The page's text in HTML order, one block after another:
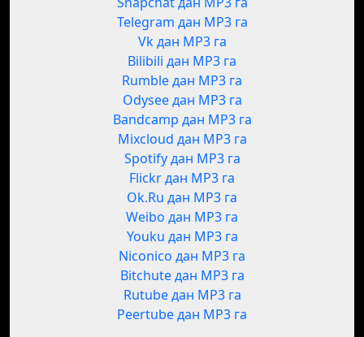
Telegram дан MP3 га
Vk дан MP3 га
Bilibili дан MP3 га
Rumble дан MP3 га
Odysee дан MP3 га
Bandcamp дан MP3 га
Mixcloud дан MP3 га
Spotify дан MP3 га
Flickr дан MP3 га
Ok.Ru дан MP3 га
Weibo дан MP3 га
Youku дан MP3 га
Niconico дан MP3 га
Bitchute дан MP3 га
Rutube дан MP3 га
Peertube дан MP3 га